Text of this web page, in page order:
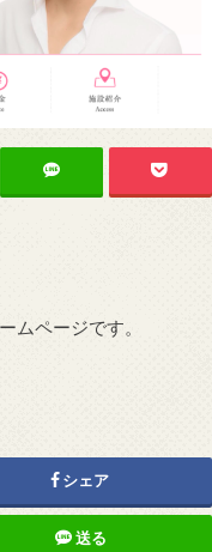
ムページです。
シェア
送る